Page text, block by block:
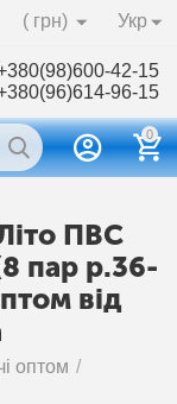
Укр
( грн)
42-15
96-15
0
ПВС
пар р.36-
від
оптом /